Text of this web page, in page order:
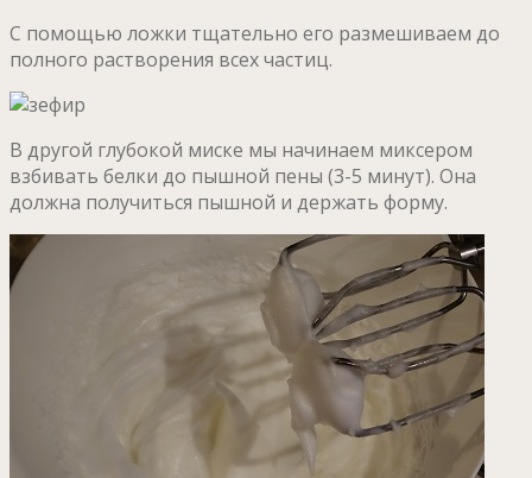
С помощью ложки тщательно его размешиваем до
полного растворения всех частиц.
В другой глубокой миске мы начинаем миксером
взбивать белки до пышной пены (3-5 минут). Она
должна получиться пышной и держать форму.